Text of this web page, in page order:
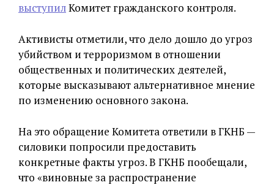
выступилКомитет гражданского контроля.
Активисты отметили, что дело дошло до угроз
убийством и терроризмом в отношении
общественных и политических деятелей,
которые высказывают альтернативное мнение
по изменению основного закона.
На это обращение Комитета ответили в ГКНБ —
силовики попросили предоставить
конкретные факты угроз. В ГКНБ пообещали,
что «виновные за распространение